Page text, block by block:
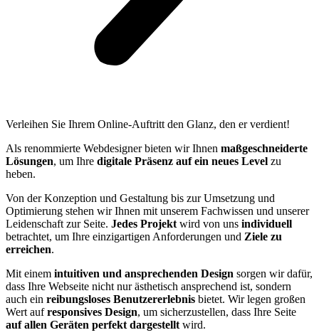
Verleihen Sie Ihrem Online-Auftritt den Glanz, den er verdient!
Als renommierte Webdesigner bieten wir Ihnen maßgeschneiderte
Lösungen, um Ihre digitale Präsenz auf ein neues Level zu
heben.
Von der Konzeption und Gestaltung bis zur Umsetzung und
Optimierung stehen wir Ihnen mit unserem Fachwissen und unserer
Leidenschaft zur Seite. Jedes Projekt wird von uns individuell
betrachtet, um Ihre einzigartigen Anforderungen und Ziele zu
erreichen.
Mit einem intuitiven und ansprechenden Design sorgen wir dafür,
dass Ihre Webseite nicht nur ästhetisch ansprechend ist, sondern
auch ein reibungsloses Benutzererlebnis bietet. Wir legen großen
Wert aufresponsives Design, um sicherzustellen, dass Ihre Seite
auf allen Geräten perfekt dargestellt wird.